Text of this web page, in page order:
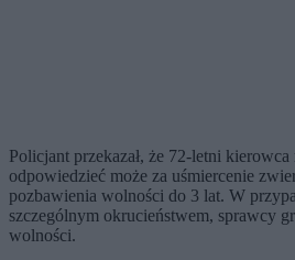
Policjant przekazał, że 72-letni
odpowiedzieć może za uśmiercenie
pozbawienia wolności do 3 lat. W
szczególnym okrucieństwem, sprawcy
wolności.